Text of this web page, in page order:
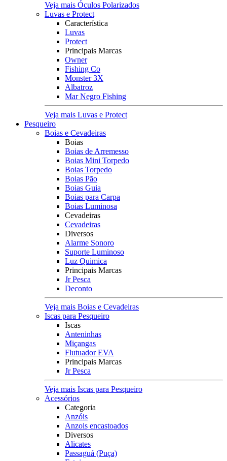
Veja mais Óculos Polarizados
Luvas e Protect
Característica
Luvas
Protect
Principais Marcas
Owner
Fishing Co
Monster 3X
Albatroz
Mar Negro Fishing
Veja mais Luvas e Protect
Pesqueiro
Boias e Cevadeiras
Boias
Boias de Arremesso
Boias Mini Torpedo
Boias Torpedo
Boias Pão
Boias Guia
Boias para Carpa
Boias Luminosa
Cevadeiras
Cevadeiras
Diversos
Alarme Sonoro
Suporte Luminoso
Luz Quimica
Principais Marcas
Jr Pesca
Deconto
Veja mais Boias e Cevadeiras
Iscas para Pesqueiro
Iscas
Anteninhas
Miçangas
Flutuador EVA
Principais Marcas
Jr Pesca
Veja mais Iscas para Pesqueiro
Acessórios
Categoria
Anzóis
Anzois encastoados
Diversos
Alicates
Passaguá (Puça)